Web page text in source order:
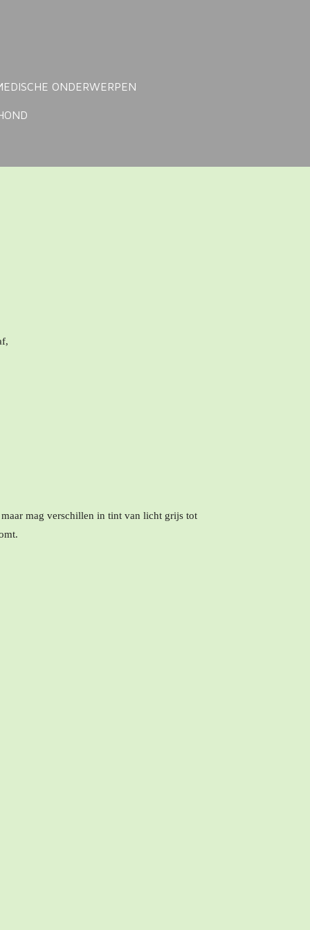
ONDERWERPEN
mag verschillen in tint van licht grijs tot